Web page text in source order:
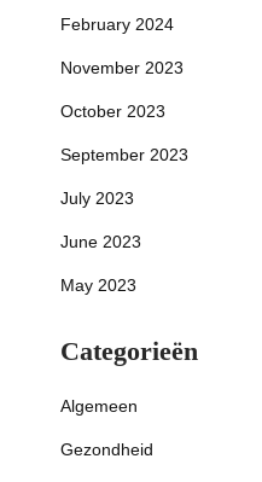
February 2024
November 2023
October 2023
September 2023
July 2023
June 2023
May 2023
Categorieën
Algemeen
Gezondheid